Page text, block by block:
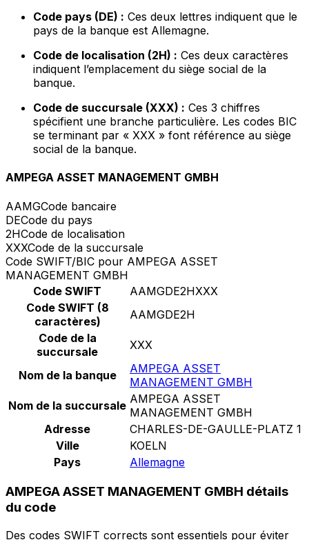
Code pays (DE) : Ces deux lettres indiquent que le
pays de la banque est Allemagne.
Code de localisation (2H) : Ces deux caractères
indiquent l’emplacement du siège social de la
banque.
Code de succursale (XXX) : Ces 3 chiffres
spécifient une branche particulière. Les codes BIC
se terminant par « XXX » font référence au siège
social de la banque.
AMPEGA ASSET MANAGEMENT GMBH
AAMGCode bancaire
DECode du pays
2HCode de localisation
XXXCode de la succursale
Code SWIFT/BIC pour AMPEGA ASSET
MANAGEMENT GMBH
Code SWIFT
AAMGDE2HXXX
Code SWIFT (8
caractères)
AAMGDE2H
Code de la
succursale
XXX
Nom de la banque
AMPEGA ASSET
MANAGEMENT GMBH
Nom de la succursale AMPEGA ASSET
MANAGEMENT GMBH
Adresse
CHARLES-DE-GAULLE-PLATZ 1
Ville
KOELN
Pays
Allemagne
AMPEGA ASSET MANAGEMENT GMBH détails
du code
Des codes SWIFT corrects sont essentiels pour éviter